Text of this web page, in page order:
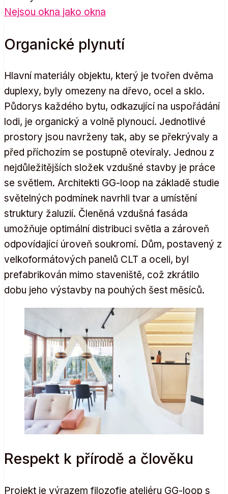
Nejsou okna jako okna
Organické plynutí
Hlavní materiály objektu, který je tvořen dvěma
duplexy, byly omezeny na dřevo, ocel a sklo.
Půdorys každého bytu, odkazující na uspořádání
lodi, je organický a volně plynoucí. Jednotlivé
prostory jsou navrženy tak, aby se překrývaly a
před příchozím se postupně otevíraly. Jednou z
nejdůležitějších složek vzdušné stavby je práce
se světlem. Architekti GG-loop na základě studie
světelných podmínek navrhli tvar a umístění
struktury žaluzií. Členěná vzdušná fasáda
umožňuje optimální distribuci světla a zároveň
odpovídající úroveň soukromí. Dům, postavený z
velkoformátových panelů CLT a oceli, byl
prefabrikován mimo staveniště, což zkrátilo
dobu jeho výstavby na pouhých šest měsíců.
Respekt k přírodě a člověku
Projekt je výrazem filozofie ateliéru GG-loop s